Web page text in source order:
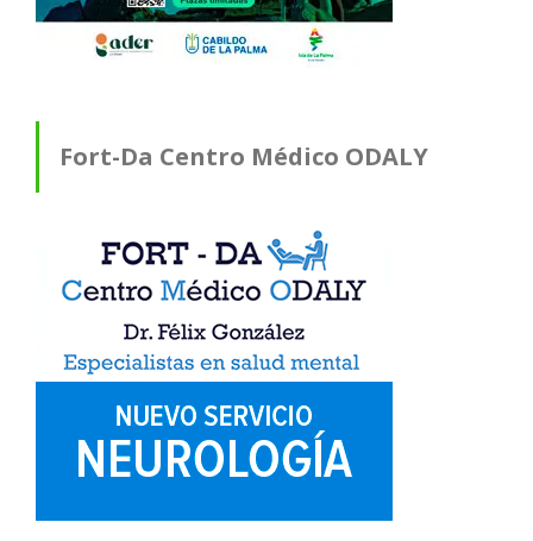
Fort-Da Centro Médico ODALY